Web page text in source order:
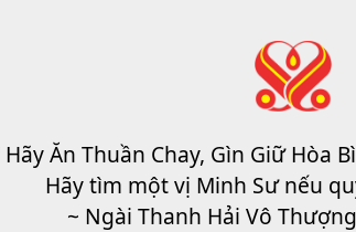
Hãy Ăn Thuần Chay, Gìn Giữ Hòa
Hãy tìm một vị Minh Sư nếu
~ Ngài Thanh Hải Vô